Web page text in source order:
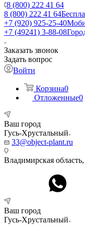
8 (800) 222 41 64
8 (800) 222 41 64
+7 (920) 925-25-40
+7 (49241) 3-88-08
Заказать звонок
Задать вопрос
Войти
Корзина0
Отложенные0
Ваш город
Гусь-Хрустальный
33@object-plant.ru
Владимирская
Ваш город
Гусь-Хрустальный